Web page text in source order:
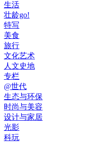
生活
壮龄go!
特写
美食
旅行
文化艺术
人文史地
专栏
@世代
生态与环保
时尚与美容
设计与家居
光影
科玩